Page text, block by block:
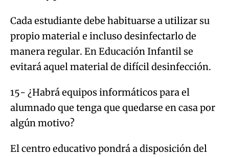
Cada estudiante debe habituarse a utilizar su
propio material e incluso desinfectarlo de
manera regular. En Educación Infantil se
evitará aquel material de difícil desinfección.
15- ¿Habrá equipos informáticos para el
alumnado que tenga que quedarse en casa por
algún motivo?
El centro educativo pondrá a disposición del